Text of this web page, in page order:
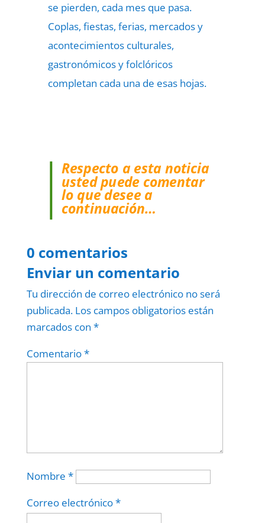
se pierden, cada mes que pasa.
Coplas, fiestas, ferias, mercados y
acontecimientos culturales,
gastronómicos y folclóricos
completan cada una de esas hojas.
Respecto a esta noticia
usted puede comentar
lo que desee a
continuación…
0 comentarios
Enviar un comentario
Tu dirección de correo electrónico no será
publicada. Los campos obligatorios están
marcados con *
Comentario*
Nombre *
Correo electrónico*